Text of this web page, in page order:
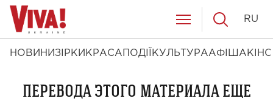
НОВИНИ ЗІРКИ КРАСА ПОДІЇ КУЛЬТУРААФІША КІНО
RU
ПЕРЕВОДА ЭТОГО МАТЕРИАЛА ЕЩЕ